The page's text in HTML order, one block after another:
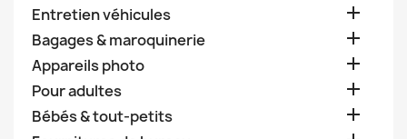
Entretien véhicules 
Bagages & maroquinerie 
Appareils photo 
Pour adultes 
Bébés & tout-petits 